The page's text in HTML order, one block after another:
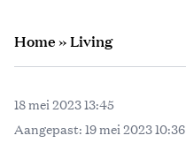
Home»Living
18 mei 2023 13:45
Aangepast: 19 mei 2023 10:36